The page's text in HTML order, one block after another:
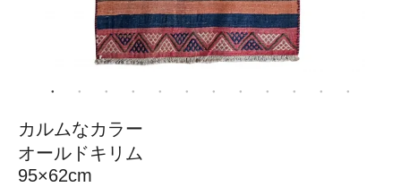
カルムなカラー
オールドキリム
95×62cm